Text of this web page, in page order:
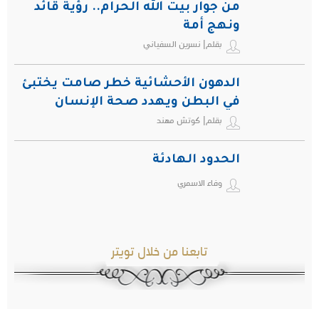
من جوار بيت الله الحرام.. رؤية قائد
ونهج أمة
بقلم| نسرين السفياني
الدهون الأحشائية خطر صامت يختبئ
في البطن ويهدد صحة الإنسان
بقلم| كوتش مهند
الحدود الهادئة
وفاء الاسمري
تابعنا من خلال تويتر